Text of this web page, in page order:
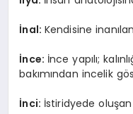
İnal: Kendisine
İnce: İnce yapılı;
bakımından incelik
İnci: İstiridyede